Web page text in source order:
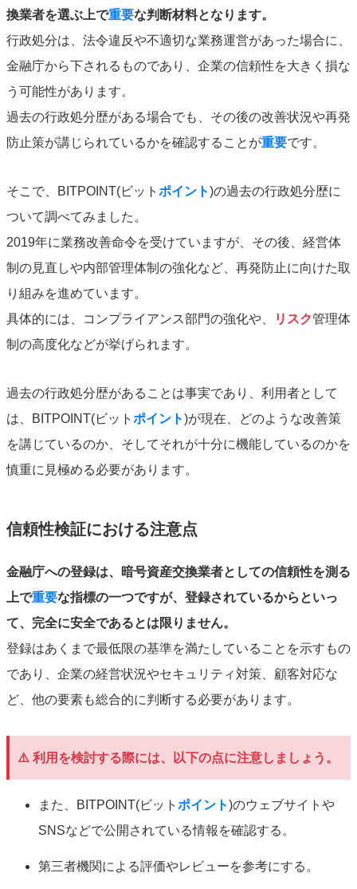
換業者を選ぶ上で重要な判断材料となります。
行政処分は、法令違反や不適切な業務運営があった場合に、
金融庁から下されるものであり、企業の信頼性を大きく損な
う可能性があります。
過去の行政処分歴がある場合でも、その後の改善状況や再発
防止策が講じられているかを確認することが重要です。
そこで、BITPOINT(ビット ポイント)の過去の行政処分歴に
ついて調べてみました。
2019年に業務改善命令を受けていますが、その後、経営体
制の見直しや内部管理体制の強化など、再発防止に向けた取
り組みを進めています。
具体的には、コンプライアンス部門の強化や、
リスク管理体
制の高度化などが挙げられます。
過去の行政処分歴があることは事実であり、利用者として
は、BITPOINT(ビット ポイント)が現在、どのような改善策
を講じているのか、そしてそれが十分に機能しているのかを
慎重に見極める必要があります。
信頼性検証における注意点
金融庁への登録は、暗号資産交換業者としての信頼性を測る
上で重要な指標の一つですが、登録されているからといっ
て、完全に安全であるとは限りません。
登録はあくまで最低限の基準を満たしていることを示すもの
であり、企業の経営状況やセキュリティ対策、顧客対応な
ど、他の要素も総合的に判断する必要があります。
⚠️ 利用を検討する際には、以下の点に注意しましょう。
また、BITPOINT(ビット ポイント)のウェブサイトや
SNSなどで公開されている情報を確認する。
第三者機関による評価やレビューを参考にする。